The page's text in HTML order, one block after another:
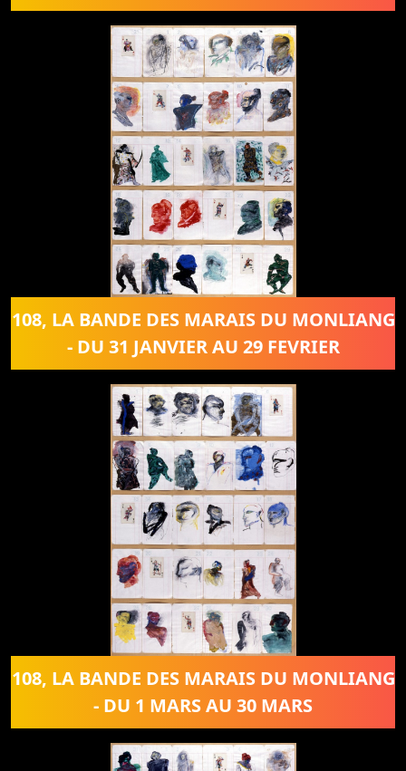
108, LA BANDE DES MARAIS DU MONLIANG
- DU 31 JANVIER AU 29 FEVRIER
108, LA BANDE DES MARAIS DU MONLIANG
- DU 1 MARS AU 30 MARS